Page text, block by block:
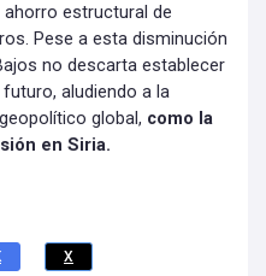
ahorro estructural de
Pese a esta disminución
no descarta establecer
aludiendo a la
global, como la
en Siria.
X